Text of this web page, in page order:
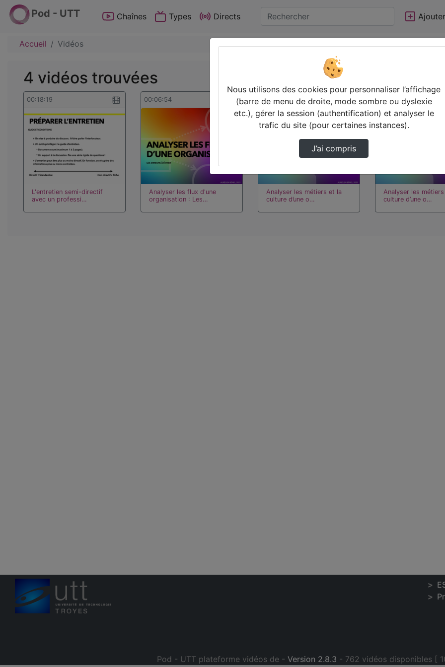
Pod - UTT Chaînes Types Directs
Accueil Vidéos
4 vidéos trouvées Statistiques de vues
00:18:19
L'entretien semi-directif
avec un professi…
00:06:54
Analyser les flux d'une
organisation : Les…
00:17:18
Analyser les métiers et la
culture d’une o…
00:19:54
Analyser les
culture d’une o…
Pod - UTT plateforme vidéos de - Version 2.8.3 - 762 vidéos disponibles [
Nous utilisons des cookies pour personnaliser l’affichage
(barre de menu de droite, mode sombre ou dyslexie
etc.), gérer la session (authentification) et analyser le
trafic du site (pour certaines instances).
J’ai compris